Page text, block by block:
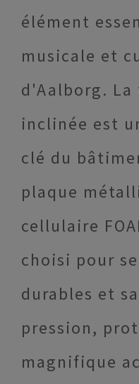
élément
musicale et
d'Aalborg.
inclinée est
clé du
plaque
cellulaire
choisi pour
durables et
pression,
magnifique